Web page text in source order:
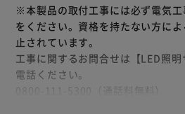
※本製品の取付工事には必ず電気
をください。資格を持たない方に
止されています。
工事に関するお問合せは【LED照
電話ください。